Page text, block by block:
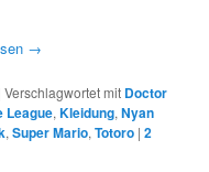
→
|Verschlagwortet mit Doctor
League,Kleidung,Nyan
,Super Mario,Totoro |2